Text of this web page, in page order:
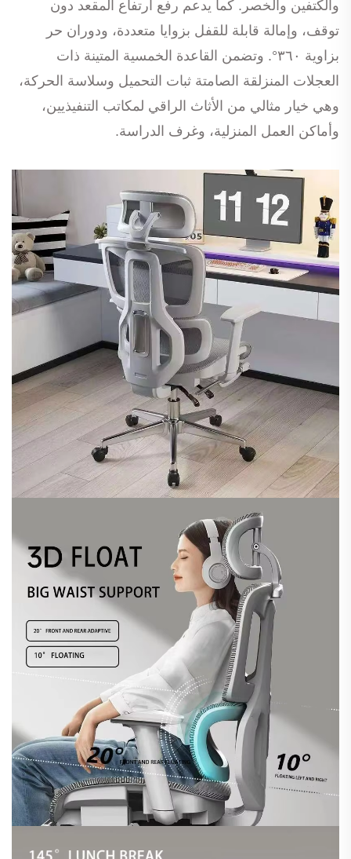
والكتفين والخصر. كما يدعم رفع ارتفاع المقعد دون
توقف، وإمالة قابلة للقفل بزوايا متعددة، ودوران حر
بزاوية ٣٦٠°. وتضمن القاعدة الخمسية المتينة ذات
العجلات المنزلقة الصامتة ثبات التحميل وسلاسة الحركة،
وهي خيار مثالي من الأثاث الراقي لمكاتب التنفيذيين،
وأماكن العمل المنزلية، وغرف الدراسة.